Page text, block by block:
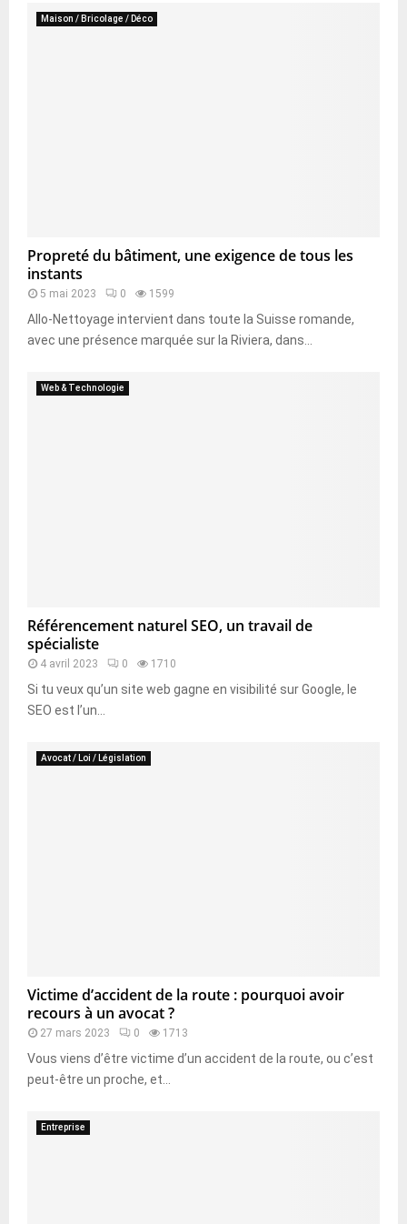
Maison / Bricolage / Déco
Propreté du bâtiment, une exigence de tous les
instants
5 mai 2023 0 1599
Allo-Nettoyage intervient dans toute la Suisse romande,
avec une présence marquée sur la Riviera, dans...
Web & Technologie
Référencement naturel SEO, un travail de
spécialiste
4 avril 2023 0 1710
Si tu veux qu’un site web gagne en visibilité sur Google, le
SEO est l’un...
Avocat / Loi / Législation
Victime d’accident de la route : pourquoi avoir
recours à un avocat ?
27 mars 2023 0 1713
Vous viens d’être victime d’un accident de la route, ou c’est
peut-être un proche, et...
Entreprise